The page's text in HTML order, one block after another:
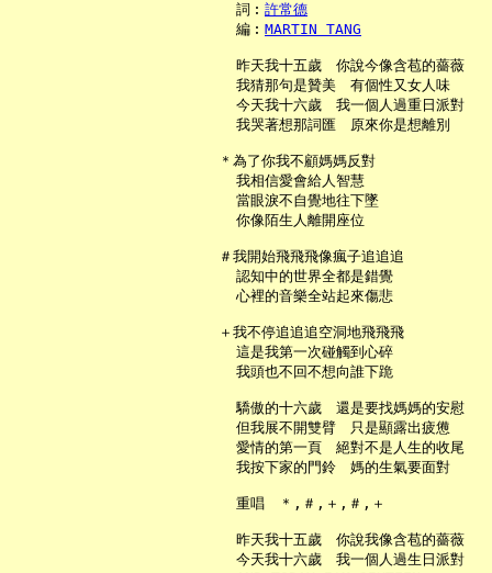
     詞︰
許常德
     編︰
MARTIN TANG
     昨天我十五歲　你說今像含苞的薔薇
     我猜那句是贊美　有個性又女人味
     今天我十六歲　我一個人過重日派對
     我哭著想那詞匯　原來你是想離別
   ＊為了你我不顧媽媽反對
     我相信愛會給人智慧
     當眼淚不自覺地往下墜
     你像陌生人離開座位
   ＃我開始飛飛飛像瘋子追追追
     認知中的世界全都是錯覺
     心裡的音樂全站起來傷悲
   ＋我不停追追追空洞地飛飛飛
     這是我第一次碰觸到心碎
     我頭也不回不想向誰下跪
     驕傲的十六歲　還是要找媽媽的安慰
     但我展不開雙臂　只是顯露出疲憊
     愛情的第一頁　絕對不是人生的收尾
     我按下家的門鈴　媽的生氣要面對
     重唱　＊,＃,＋,＃,＋
     昨天我十五歲　你說我像含苞的薔薇
     今天我十六歲　我一個人過生日派對